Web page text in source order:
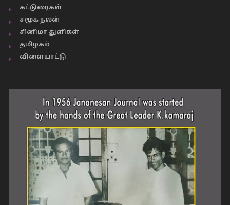
கட்டுரைகள்
சமூக நலன்
சினிமா துளிகள்
தமிழகம்
விளையாட்டு